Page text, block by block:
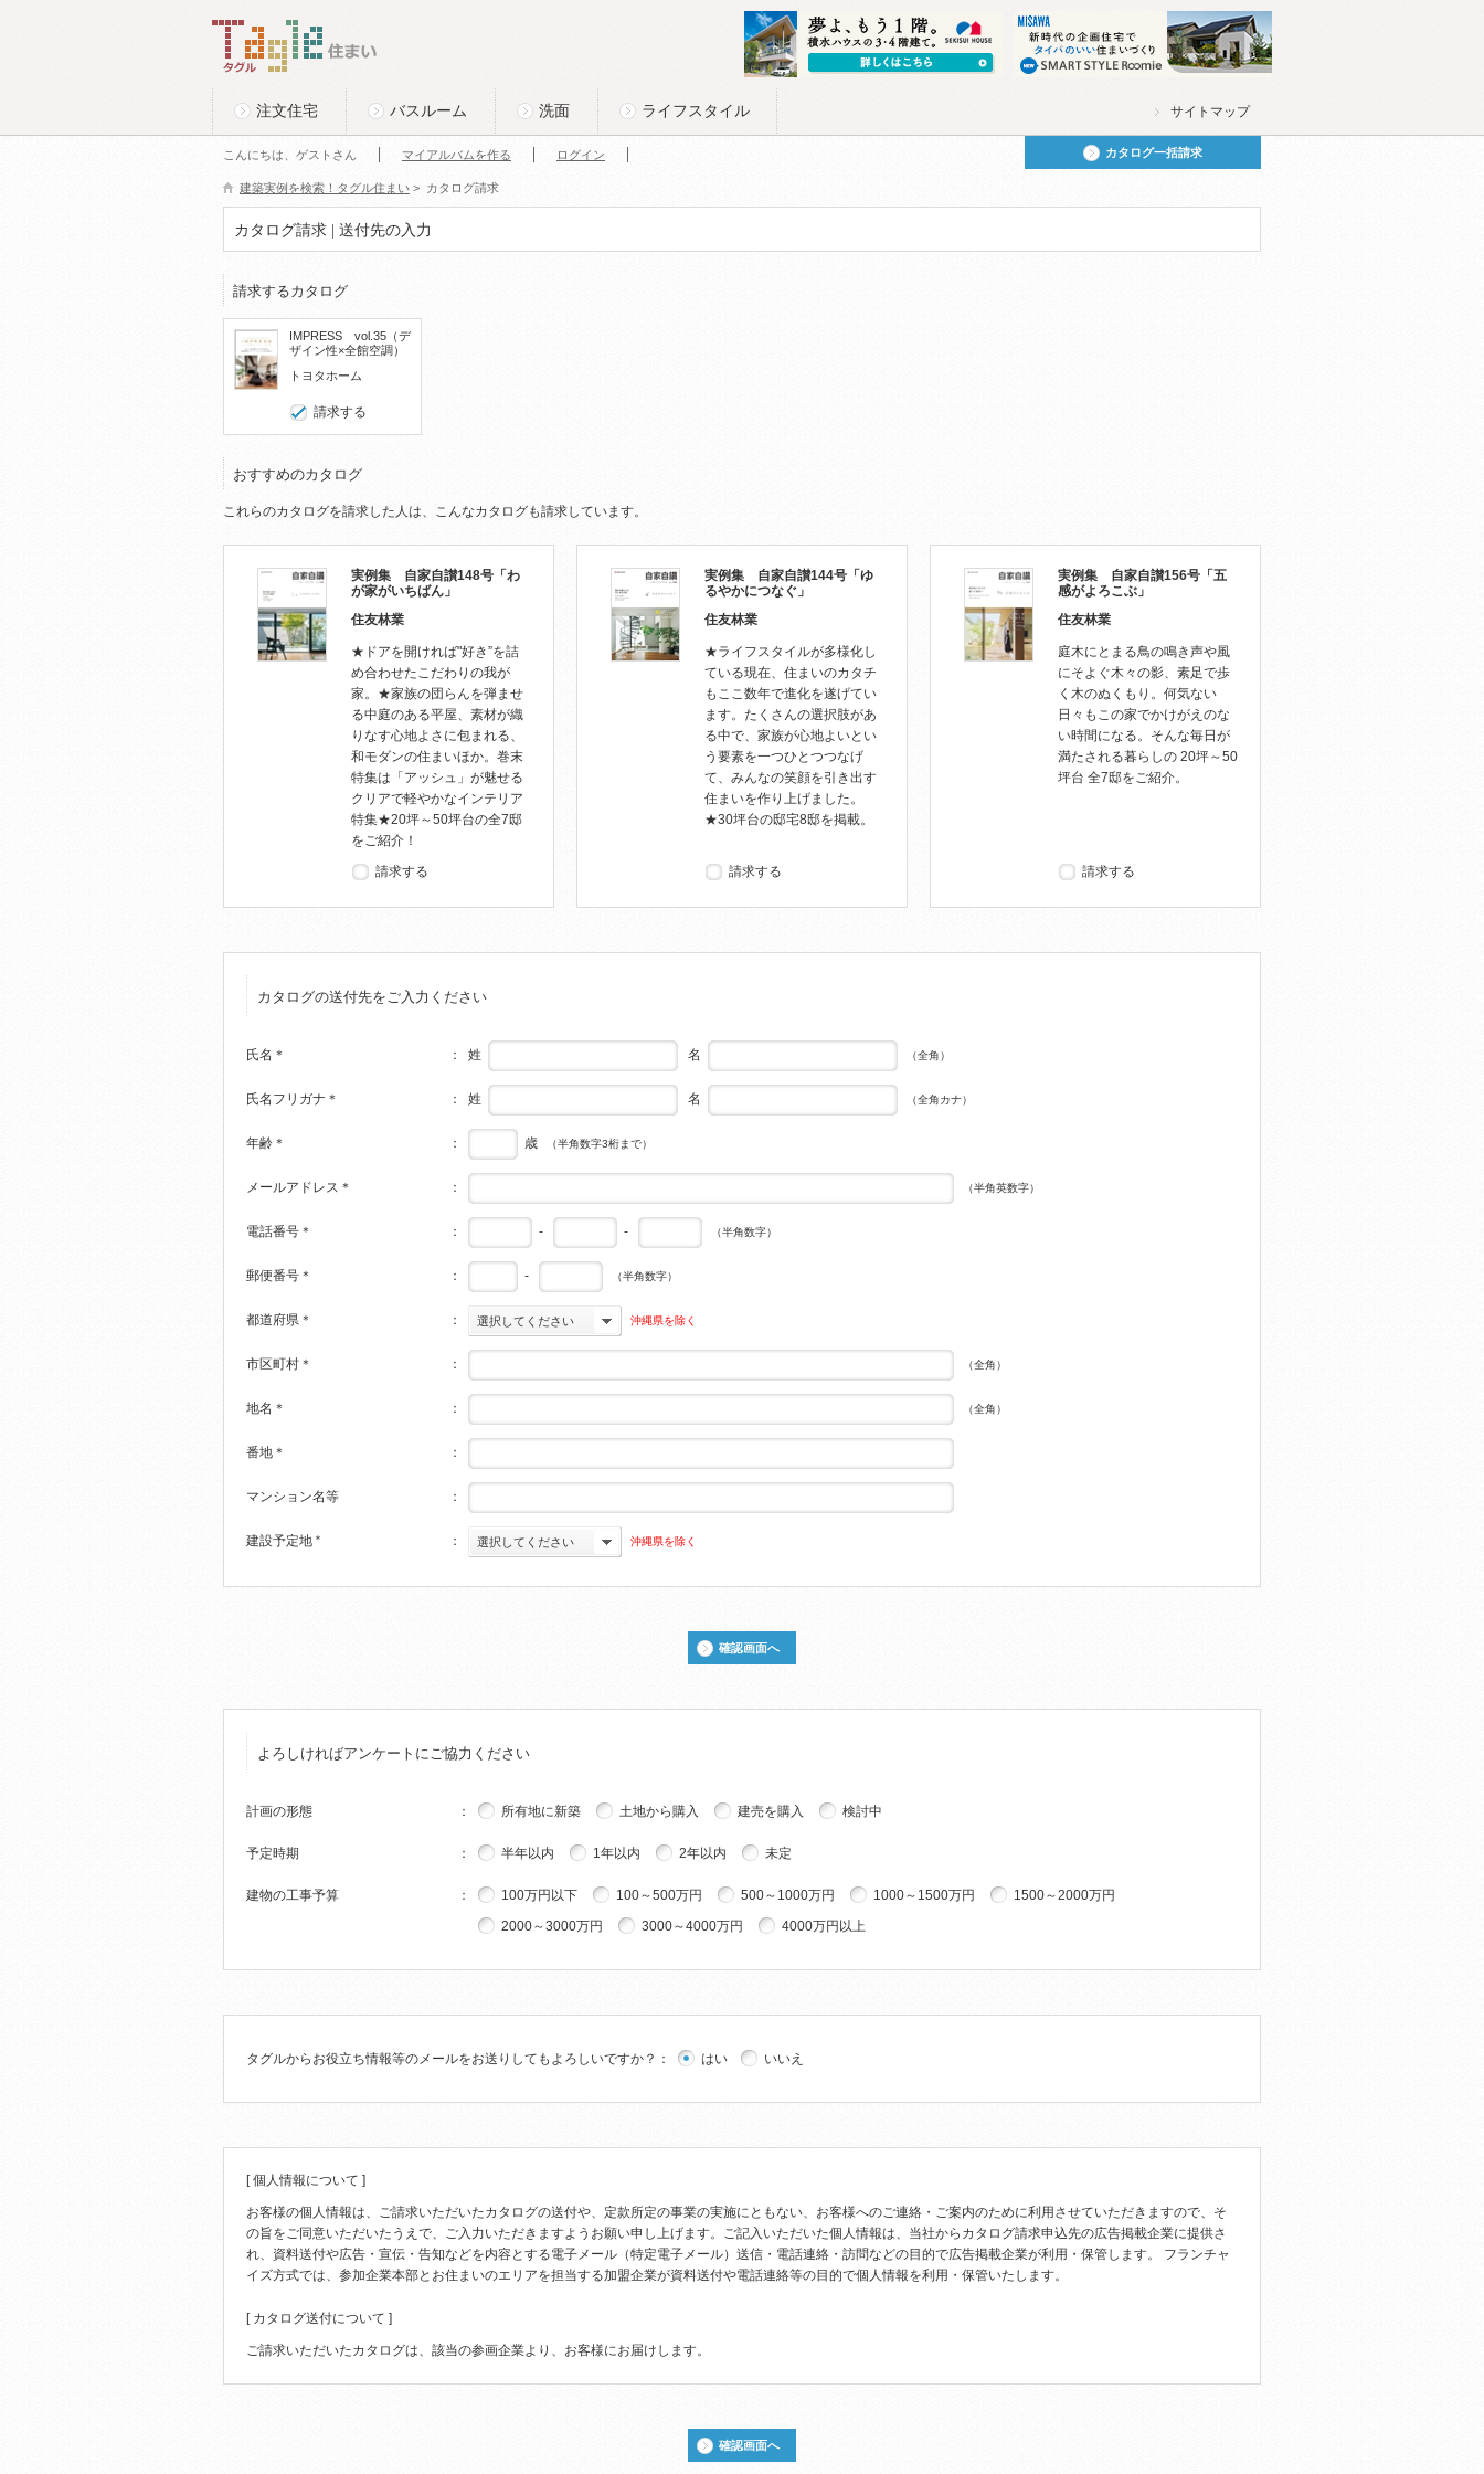
Tagle タグル 住まい
注文住宅 バスルーム 洗面 ライフスタイル サイトマップ
カタログ一括請求
こんにちは、ゲストさん マイアルバムを作る ログイン
建築実例を検索！タグル住まい > カタログ請求
カタログ請求 | 送付先の入力
請求するカタログ
IMPRESS vol.35（デ
ザイン性×全館空調）
トヨタホーム
請求する
おすすめのカタログ
これらのカタログを請求した人は、こんなカタログも請求しています。
実例集 自家自讃148号「わ
が家がいちばん」
住友林業
★ドアを開ければ"好き”を詰
め合わせたこだわりの我が
家。★家族の団らんを弾ませ
る中庭のある平屋、素材が織
りなす心地よさに包まれる、
和モダンの住まいほか。巻末
特集は「アッシュ」が魅せる
クリアで軽やかなインテリア
特集★20坪～50坪台の全7邸
をご紹介！
請求する
実例集 自家自讃144号「ゆ
るやかにつなぐ」
住友林業
★ライフスタイルが多様化し
ている現在、住まいのカタチ
もここ数年で進化を遂げてい
ます。たくさんの選択肢があ
る中で、家族が心地よいとい
う要素を一つひとつつなげ
て、みんなの笑顔を引き出す
住まいを作り上げました。
★30坪台の邸宅8邸を掲載。
請求する
実例集 自家自讃156号「五
感がよろこぶ」
住友林業
庭木にとまる鳥の鳴き声や風
にそよぐ木々の影、素足で歩
く木のぬくもり。何気ない
日々もこの家でかけがえのな
い時間になる。そんな毎日が
満たされる暮らしの 20坪～50
坪台 全7邸をご紹介。
請求する
カタログの送付先をご入力ください
氏名 ＊ ： 姓 名 （全角）
氏名フリガナ ＊ ： 姓 名 （全角カナ）
年齢 ＊ ： 歳 （半角数字3桁まで）
メールアドレス ＊ ： （半角英数字）
電話番号 ＊ ： - - （半角数字）
郵便番号 ＊ ： - （半角数字）
都道府県 ＊ ： 選択してください 沖縄県を除く
市区町村 ＊ ： （全角）
地名 ＊ ： （全角）
番地 ＊ ：
マンション名等 ：
建設予定地 ＊ ： 選択してください 沖縄県を除く
確認画面へ
よろしければアンケートにご協力ください
計画の形態 ： 所有地に新築 土地から購入 建売を購入 検討中
予定時期 ： 半年以内 1年以内 2年以内 未定
建物の工事予算 ： 100万円以下 100～500万円 500～1000万円 1000～1500万円
1500～2000万円
2000～3000万円
3000～4000万円 4000万円以上
タグルからお役立ち情報等のメールをお送りしてもよろしいですか？ ： はい いいえ
[ 個人情報について ]
お客様の個人情報は、ご請求いただいたカタログの送付や、定款所定の事業の実施にともない、お客様へのご連絡・ご案内のために利用させていただきますので、そ
の旨をご同意いただいたうえで、ご入力いただきますようお願い申し上げます。ご記入いただいた個人情報は、当社からカタログ請求申込先の広告掲載企業に提供さ
れ、資料送付や広告・宣伝・告知などを内容とする電子メール（特定電子メール）送信・電話連絡・訪問などの目的で広告掲載企業が利用・保管します。 フランチャ
イズ方式では、参加企業本部とお住まいのエリアを担当する加盟企業が資料送付や電話連絡等の目的で個人情報を利用・保管いたします。
[ カタログ送付について ]
ご請求いただいたカタログは、該当の参画企業より、お客様にお届けします。
確認画面へ